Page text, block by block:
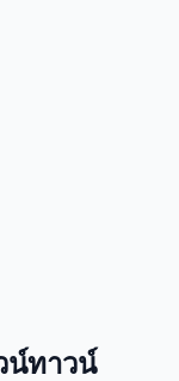
น์ทาวน์